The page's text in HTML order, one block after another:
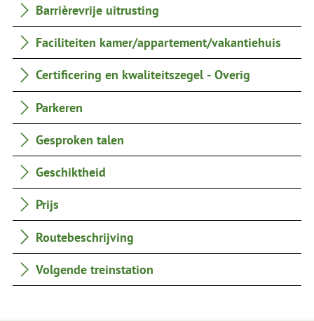
Barrièrevrije uitrusting
Faciliteiten kamer/appartement/vakantiehuis
Certificering en kwaliteitszegel - Overig
Parkeren
Gesproken talen
Geschiktheid
Prijs
Routebeschrijving
Volgende treinstation